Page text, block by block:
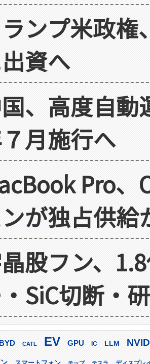
ランプ米政
資へ
、高度自
月施行へ
Pro
が独占供給
股フン、
SiC切断・
BYD CATL EV GPU IC LLM